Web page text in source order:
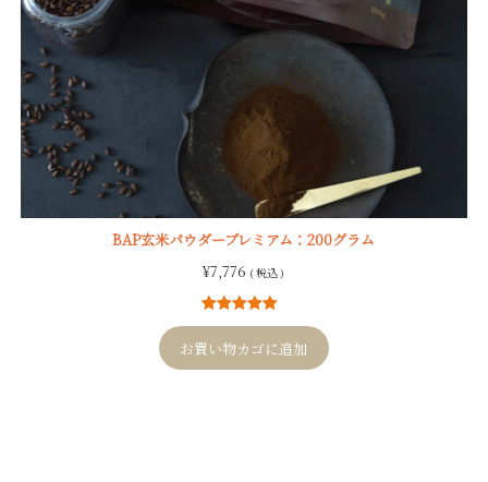
BAP玄米パウダープレミアム：200グラム
¥7,776 ( 税込 )
2
件の利用者
評価に基づ
く5段階評価
のうち、
お買い物カゴに追加